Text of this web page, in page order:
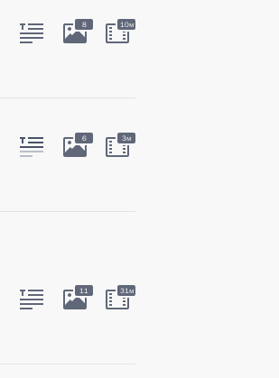
8 10м
6 3м
11 31м